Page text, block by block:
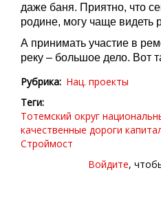
даже баня. Приятно, что
родине, могу чаще видеть
А принимать участие в
реку – большое дело. Вот
Рубрика Нац. проекты
Теги
Тотемский округ
качественные дороги
Строймост
Войдите,